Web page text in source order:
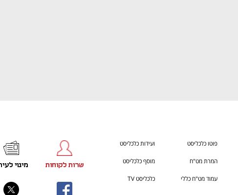
פוטו כלכליסט ועידות כלכליסט
המרת מט"ח מוסף כלכליסט
עמוד מט"ח כללי כלכליסט TV
שרות לקוחות מינוי